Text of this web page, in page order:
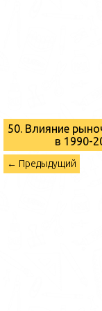
50. Влияние
в 1990-
← Предыдущий